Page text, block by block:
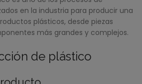
en la industria para producir una
plásticos, desde piezas
más grandes y complejos.
de plástico